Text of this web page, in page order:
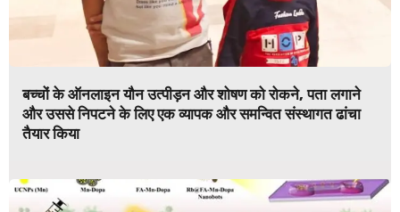
बच्चों के ऑनलाइन यौन उत्पीड़न और शोषण को रोकने, पता लगाने
और उससे निपटने के लिए एक व्यापक और समन्वित संस्थागत ढांचा
तैयार किया